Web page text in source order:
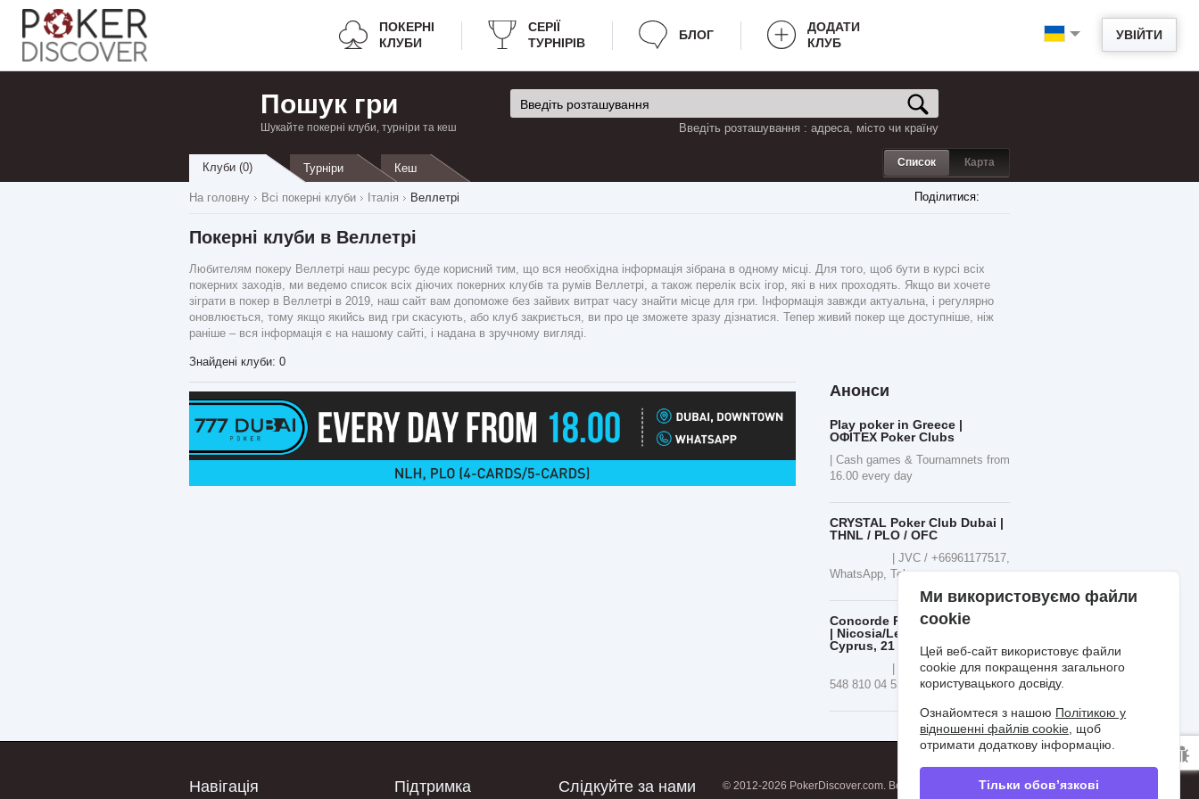
УВІЙТИ
ПОКЕРНІ
КЛУБИ
CЕРІЇ
ТУРНІРІВ
БЛОГ
ДОДАТИ
КЛУБ
Пошук гри
Шукайте покерні клуби, турніри та кеш Введіть розташування : адреса, місто чи країну
Клуби (0) Турніри Кеш Список Карта
Поділитися:
На головну Всі покерні клуби Італія Веллетрі
Покерні клуби в Веллетрі
Любителям покеру Веллетрі наш ресурс буде корисний тим, що вся необхідна інформація зібрана в одному місці. Для того, щоб бути в курсі всіх
покерних заходів, ми ведемо список всіх діючих покерних клубів та румів Веллетрі, а також перелік всіх ігор, які в них проходять. Якщо ви хочете
зіграти в покер в Веллетрі в 2019, наш сайт вам допоможе без зайвих витрат часу знайти місце для гри. Інформація завжди актуальна, і регулярно
оновлюється, тому якщо якийсь вид гри скасують, або клуб закриється, ви про це зможете зразу дізнатися. Тепер живий покер ще доступніше, ніж
раніше – вся інформація є на нашому сайті, і надана в зручному вигляді.
Знайдені клуби: 0
Анонси
Play poker in Greece |
ΟΦΙΤΕΧ Poker Clubs
| Cash games & Tournamnets from
16.00 every day
CRYSTAL Poker Club Dubai |
THNL / PLO / OFC
| JVC / +66961177517,
WhatsApp, Telegram
Concorde Poker Summerfest
| Nicosia/Lefkosa, Northern
Cyprus, 21 - 30 AUG 2026
| €300.000 GTD | +90
548 810 04 53
Навігація Підтримка Слідкуйте за нами © 2012-2026 PokerDiscover.com. Всі права захищені.
Ми використовуємо файли
cookie
Цей веб-сайт використовує файли
cookie для покращення загального
користувацького досвіду.
Ознайомтеся з нашою Політикою у
відношенні файлів cookie, щоб
отримати додаткову інформацію.
Тільки обов’язкові